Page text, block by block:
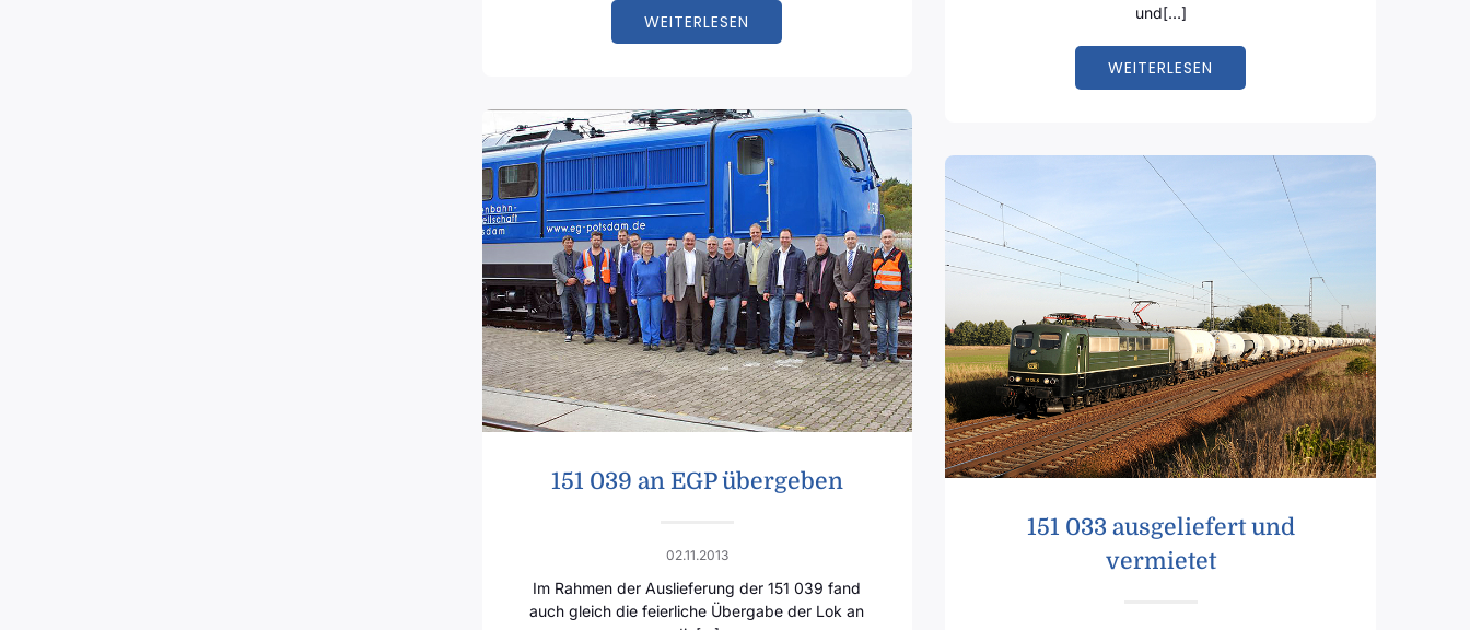
WEITERLESEN
und[…]
WEITERLESEN
151 039 an EGP übergeben
02.11.2013
Im Rahmen der Auslieferung der 151 039 fand
auch gleich die feierliche Übergabe der Lok an
151 033 ausgeliefert und
vermietet